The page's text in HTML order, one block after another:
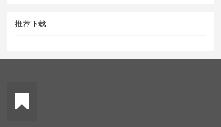
推荐下载